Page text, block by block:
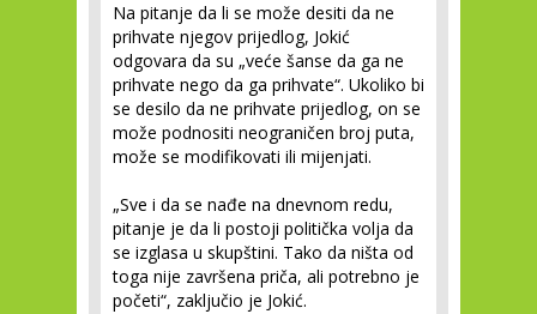
Na pitanje da li se može desiti da ne
prihvate njegov prijedlog, Jokić
odgovara da su „veće šanse da ga ne
prihvate nego da ga prihvate“. Ukoliko bi
se desilo da ne prihvate prijedlog, on se
može podnositi neograničen broj puta,
može se modifikovati ili mijenjati.
„Sve i da se nađe na dnevnom redu,
pitanje je da li postoji politička volja da
se izglasa u skupštini. Tako da ništa od
toga nije završena priča, ali potrebno je
početi“, zaključio je Jokić.